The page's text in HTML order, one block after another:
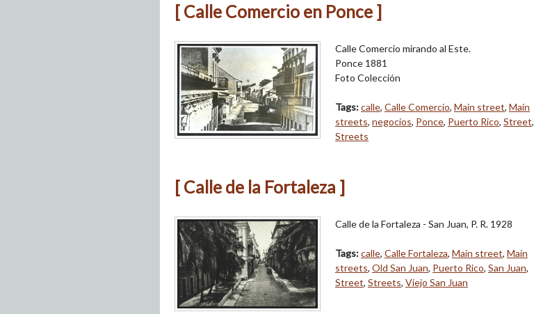
[ Calle Comercio en Ponce ]
Calle Comercio mirando al Este.
Ponce 1881
Foto Colección
Tags:calle, Calle Comercio, Main street, Main
streets, negocios, Ponce, Puerto Rico, Street,
Streets
[ Calle de la Fortaleza ]
Calle de la Fortaleza - San Juan, P. R. 1928
Tags:calle, Calle Fortaleza, Main street, Main
streets, Old San Juan, Puerto Rico, San Juan,
Street, Streets, Viejo San Juan